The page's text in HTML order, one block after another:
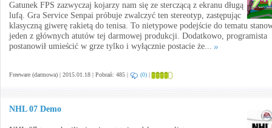
Gatunek FPS zazwyczaj kojarzy nam się ze sterczącą z ekranu długą
lufą. Gra Service Senpai próbuje zwalczyć ten stereotyp, zastępując
klasyczną giwerę rakietą do tenisa. To nietypowe podejście do tematu
jeden z głównych atutów tej darmowej produkcji. Dodatkowo, programista
postanowił umieścić w grze tylko i wyłącznie postacie że...
Freeware (darmowa) | 2015.01.18 | Pobrań: 485 | (0) |
NHL 07 Demo